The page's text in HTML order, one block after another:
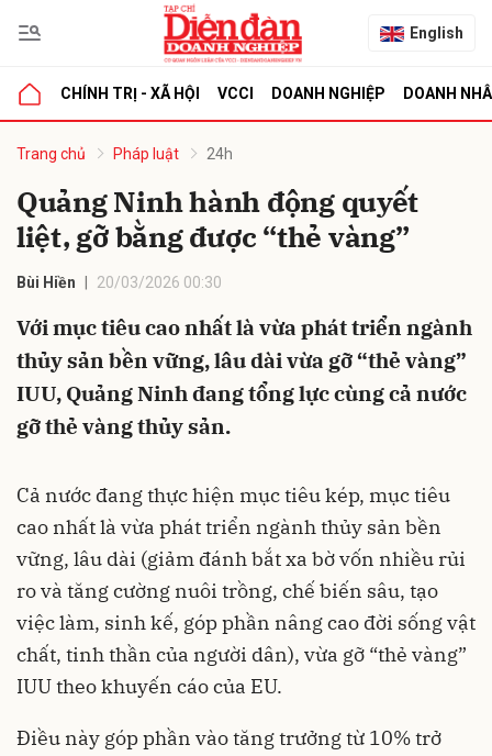
English
CHÍNH TRỊ - XÃ HỘI VCCI DOANH NGHIỆP DOANH
Trang chủ Pháp luật 24h
Quảng Ninh hành động quyết
liệt, gỡ bằng được “thẻ vàng”
Bùi Hiền 20/03/2026 00:30
Với mục tiêu cao nhất là vừa phát triển ngành
thủy sản bền vững, lâu dài vừa gỡ “thẻ vàng”
IUU, Quảng Ninh đang tổng lực cùng cả nước
gỡ thẻ vàng thủy sản.
Cả nước đang thực hiện mục tiêu kép, mục tiêu
cao nhất là vừa phát triển ngành thủy sản bền
vững, lâu dài (giảm đánh bắt xa bờ vốn nhiều rủi
ro và tăng cường nuôi trồng, chế biến sâu, tạo
việc làm, sinh kế, góp phần nâng cao đời sống vật
chất, tinh thần của người dân), vừa gỡ “thẻ vàng”
IUU theo khuyến cáo của EU.
Điều này góp phần vào tăng trưởng từ 10% trở
luận
Hủy